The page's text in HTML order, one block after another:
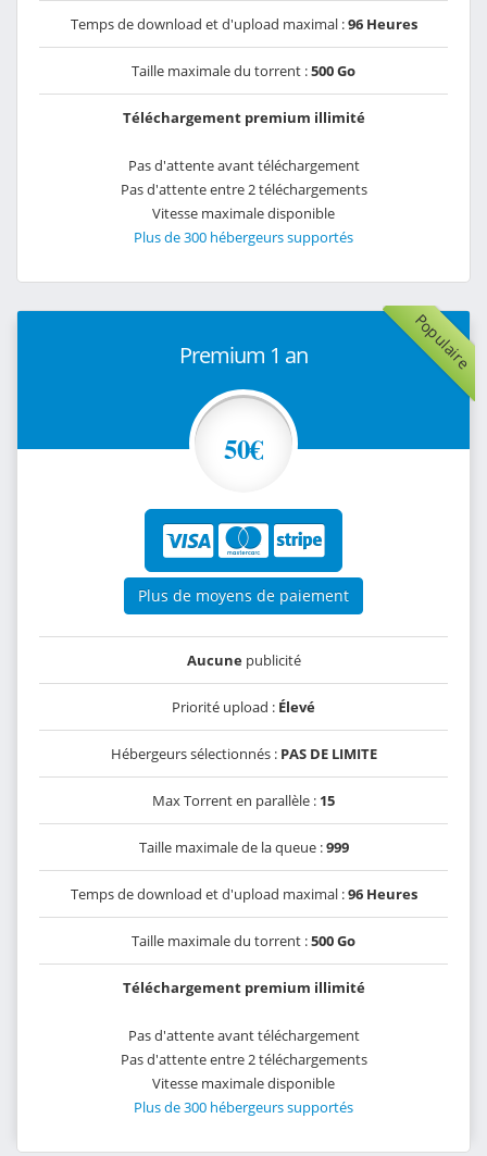
Temps de download et d'upload maximal :96 Heures
Taille maximale du torrent :500 Go
Téléchargement premium illimité
Pas d'attente avant téléchargement
Pas d'attente entre 2 téléchargements
Vitesse maximale disponible
Plus de 300 hébergeurs supportés
Populaire
Premium 1 an
50€
Plus de moyens de paiement
Aucunepublicité
Priorité upload : Élevé
Hébergeurs sélectionnés : PAS DE LIMITE
Max Torrent en parallèle : 15
Taille maximale de la queue :999
Temps de download et d'upload maximal :96 Heures
Taille maximale du torrent :500 Go
Téléchargement premium illimité
Pas d'attente avant téléchargement
Pas d'attente entre 2 téléchargements
Vitesse maximale disponible
Plus de 300 hébergeurs supportés